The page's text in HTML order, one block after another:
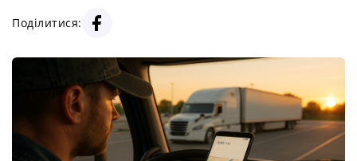
Поділитися: